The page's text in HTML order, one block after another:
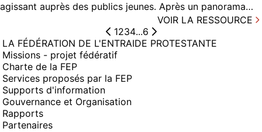
agissant auprès des publics jeunes. Après un panorama…
VOIR LA RESSOURCE
1234...6
LA FÉDÉRATION DE L'ENTRAIDE PROTESTANTE
Missions - projet fédératif
Charte de la FEP
Services proposés par la FEP
Supports d'information
Gouvernance et Organisation
Rapports
Partenaires